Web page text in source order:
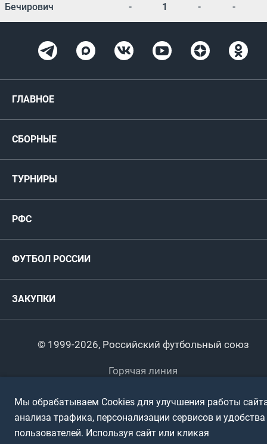
Бечирович - 1 - -
ГЛАВНОЕ
Карта болельщика
СБОРНЫЕ
Футзал
Титулы и трофеи
ТУРНИРЫ
Международные
Турниры клубов
РФС
Регионы
ФУТБОЛ РОССИИ
Пляжный
ПОДА-футбол
Футбольное двоеборье
Любители
Спортшколы
Ветераны
ЗАКУПКИ
© 1999-2026, Российский футбольный союз
Горячая линия
Политика обработки персональных данных
Использование информации
Мы обрабатываем Cookies для улучшения работы
анализа трафика, персонализации сервисов и удобства
пользователей. Используя сайт или кликая